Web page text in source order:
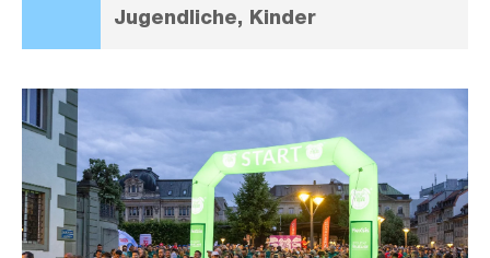
Jugendliche, Kinder